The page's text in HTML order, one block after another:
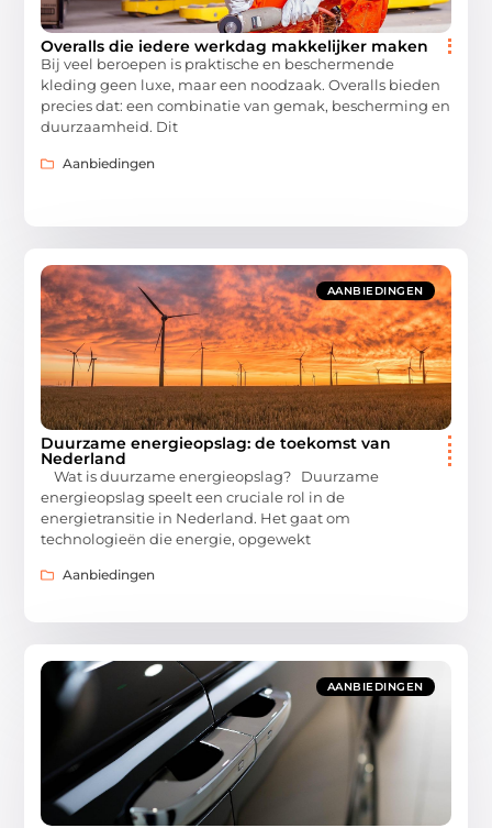
Overalls die iedere werkdag makkelijker maken
Bij veel beroepen is praktische en beschermende
kleding geen luxe, maar een noodzaak. Overalls bieden
precies dat: een combinatie van gemak, bescherming en
duurzaamheid. Dit
Aanbiedingen
AANBIEDINGEN
Duurzame energieopslag: de toekomst van
Nederland
Wat is duurzame energieopslag? Duurzame
energieopslag speelt een cruciale rol in de
energietransitie in Nederland. Het gaat om
technologieën die energie, opgewekt
Aanbiedingen
AANBIEDINGEN